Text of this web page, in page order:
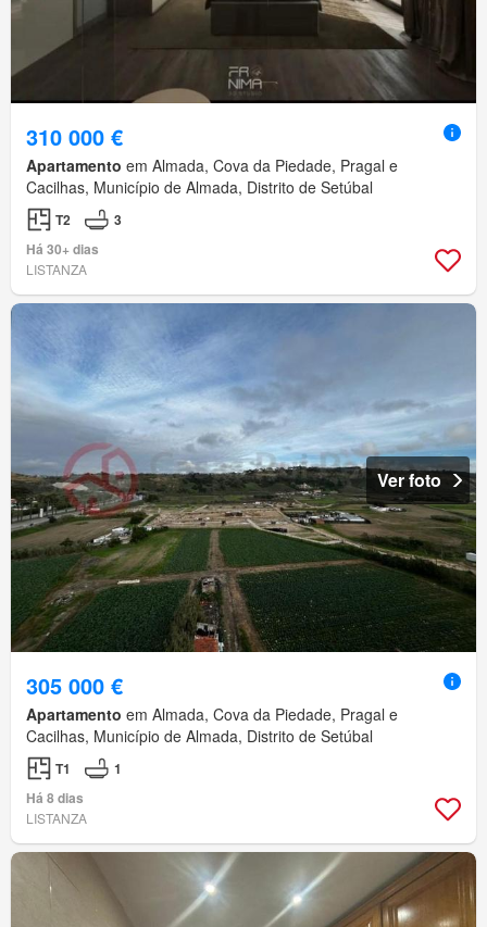
310 000 €
Apartamento em Almada, Cova da Piedade, Pragal e
Cacilhas, Município de Almada, Distrito de Setúbal
T2
3
Há 30+ dias
LISTANZA
Ver foto
305 000 €
Apartamento em Almada, Cova da Piedade, Pragal e
Cacilhas, Município de Almada, Distrito de Setúbal
T1
1
Há 8 dias
LISTANZA